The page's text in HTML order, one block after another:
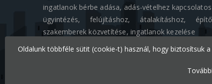
ingatlanok bérbe adása, adás-vételhez
ügyintézés, felújításhoz, átalakításhoz,
szakemberek közvetítése, ingatlanok kezelése
Minden jog fenntartva © 2026 Eurotriumvirátus
Oldalunk többféle sütit (cookie-t) használ, hogy biztosítsuk